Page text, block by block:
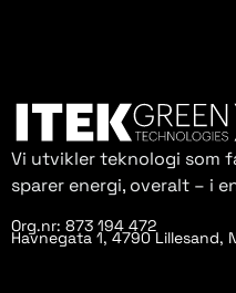
Vi utvikler teknologi som
sparer energi, overalt – i
Org.nr: 873 194 472
Havnegata 1, 4790 Lillesand,